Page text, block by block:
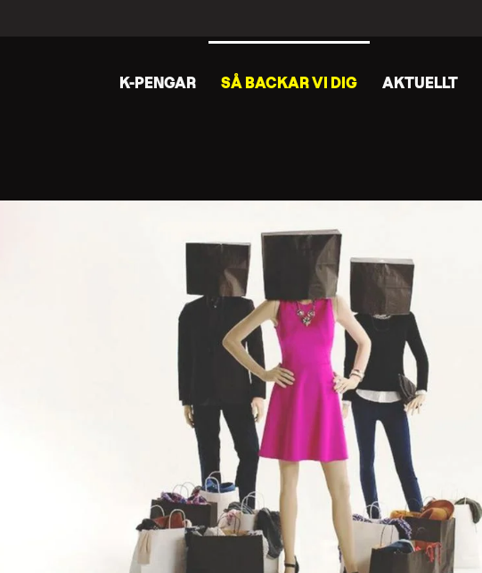
K-PENGAR SÅ BACKAR VI DIG AKTUELLT